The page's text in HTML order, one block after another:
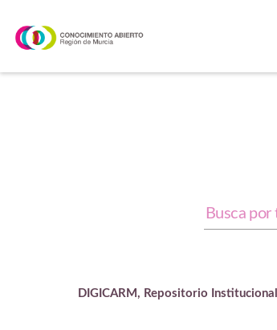
navigation
DIGICARM, Repositorio